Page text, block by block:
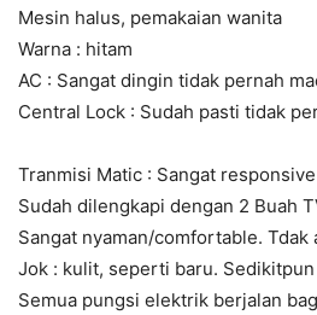
Mesin halus, pemakaian wanita
Warna : hitam
AC : Sangat dingin tidak pernah
Central Lock : Sudah pasti tidak
Tranmisi Matic : Sangat responsive
Sudah dilengkapi dengan 2 Buah
Sangat nyaman/comfortable. Tdak
Jok : kulit, seperti baru.
Semua pungsi elektrik berjalan